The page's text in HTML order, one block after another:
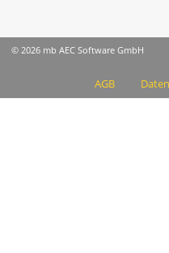
© 2026 mb AEC Software GmbH
AGB